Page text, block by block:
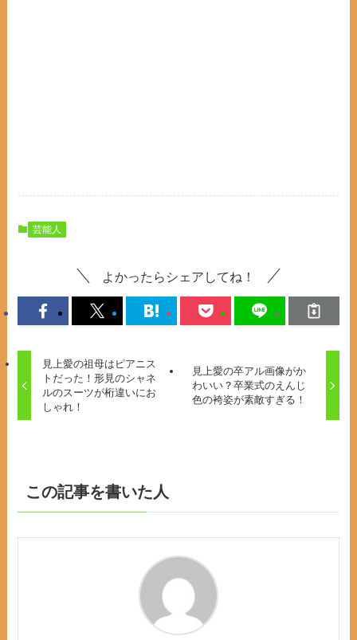
芸能人
よかったらシェアしてね！
見上愛の祖母はピアニス
トだった！形見のシャネ
ルのスーツが桁違いにお
しゃれ！
見上愛の卒アル画像がか
わいい？卒業式のえんじ
色の袴姿が素敵すぎる！
この記事を書いた人